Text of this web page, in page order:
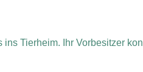
Tierheim. Ihr Vorbesitzer